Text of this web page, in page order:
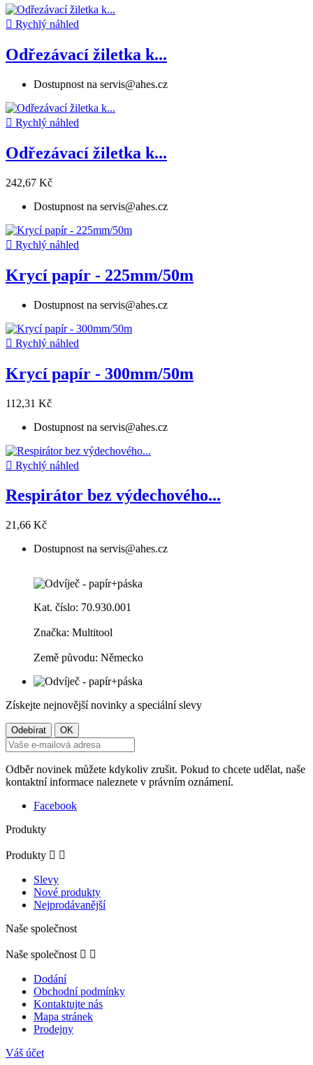
 Rychlý náhled
Odřezávací žiletka k...
Dostupnost na servis@ahes.cz
 Rychlý náhled
Odřezávací žiletka k...
242,67 Kč
Dostupnost na servis@ahes.cz
 Rychlý náhled
Krycí papír - 225mm/50m
Dostupnost na servis@ahes.cz
 Rychlý náhled
Krycí papír - 300mm/50m
112,31 Kč
Dostupnost na servis@ahes.cz
 Rychlý náhled
Respirátor bez výdechového...
21,66 Kč
Dostupnost na servis@ahes.cz
Kat. číslo: 70.930.001
Značka: Multitool
Země původu: Německo
Získejte nejnovější novinky a speciální slevy
Odběr novinek můžete kdykoliv zrušit. Pokud to chcete udělat, naše
kontaktní informace naleznete v právním oznámení.
Facebook
Produkty
Produkty  
Slevy
Nové produkty
Nejprodávanější
Naše společnost
Naše společnost  
Dodání
Obchodní podmínky
Kontaktujte nás
Mapa stránek
Prodejny
Váš účet